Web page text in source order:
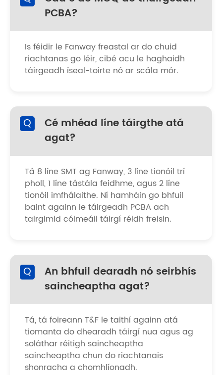
PCBA?
Is féidir le Fanway freastal ar do chuid
riachtanas go léir, cibé acu le haghaidh
táirgeadh íseal-toirte nó ar scála mór.
Q
Cé mhéad líne táirgthe atá
agat?
Tá 8 líne SMT ag Fanway, 3 líne tionóil trí
pholl, 1 líne tástála feidhme, agus 2 líne
tionóil imfhálaithe. Ní hamháin go bhfuil
baint againn le táirgeadh PCBA ach
tairgimid cóimeáil táirgí réidh freisin.
Q
An bhfuil dearadh nó seirbhís
saincheaptha agat?
Tá, tá foireann T&F le taithí againn atá
tiomanta do dhearadh táirgí nua agus ag
soláthar réitigh saincheaptha
saincheaptha chun do riachtanais
shonracha a chomhlíonadh.